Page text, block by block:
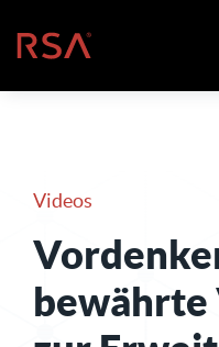
Startseite
Videos
bewährte